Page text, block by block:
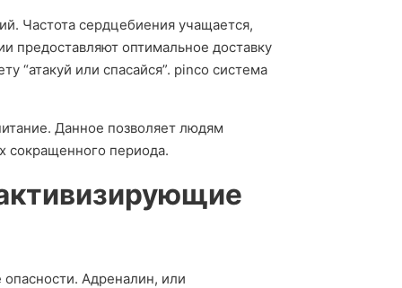
Частота сердцебиения учащается,
предоставляют оптимальное доставку
“атакуй или спасайся”. pinco система
Данное позволяет людям
сокращенного периода.
опасности. Адреналин, или